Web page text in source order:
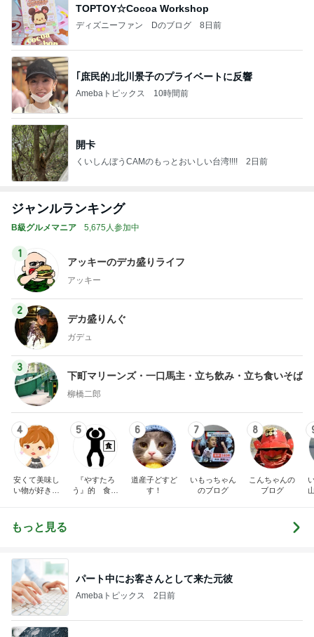
TOPTOY☆Cocoa Workshop
ディズニーファン Dのブログ 8日前
｢庶民的｣北川景子のプライベートに反響
Amebaトピックス 10時間前
開卡
くいしんぼうCAMのもっとおいしい台湾!!!! 2日前
ジャンルランキング
B級グルメマニア 5,675人参加中
1
アッキーのデカ盛りライフ
アッキー
2
デカ盛りんぐ
ガデュ
3
下町マリーンズ・一口馬主・立ち飲み・立ち食いそば
柳橋二郎
4
安くて美味し
い物が好き☆
5
『やすたろ
う』的 食の
6
道産子どすど
す！
7
いもっちゃん
のブログ
8
こんちゃんの
ブログ
もっと見る
パート中にお客さんとして来た元彼
Amebaトピックス 2日前